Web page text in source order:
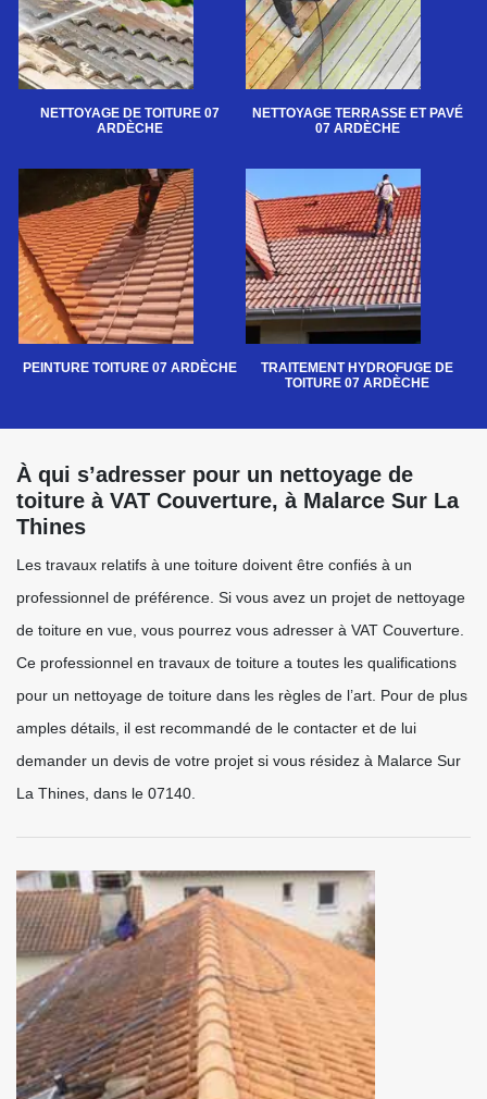
NETTOYAGE DE TOITURE 07
ARDÈCHE
NETTOYAGE TERRASSE ET PAVÉ
07 ARDÈCHE
PEINTURE TOITURE 07 ARDÈCHE
TRAITEMENT HYDROFUGE DE
TOITURE 07 ARDÈCHE
À qui s’adresser pour un nettoyage de
toiture à VAT Couverture, à Malarce Sur La
Thines
Les travaux relatifs à une toiture doivent être confiés à un
professionnel de préférence. Si vous avez un projet de nettoyage
de toiture en vue, vous pourrez vous adresser à VAT Couverture.
Ce professionnel en travaux de toiture a toutes les qualifications
pour un nettoyage de toiture dans les règles de l’art. Pour de plus
amples détails, il est recommandé de le contacter et de lui
demander un devis de votre projet si vous résidez à Malarce Sur
La Thines, dans le 07140.